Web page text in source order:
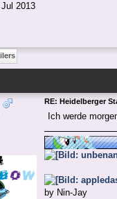
2013
RE: Heidelberger
Ich werde
by Nin-Jay